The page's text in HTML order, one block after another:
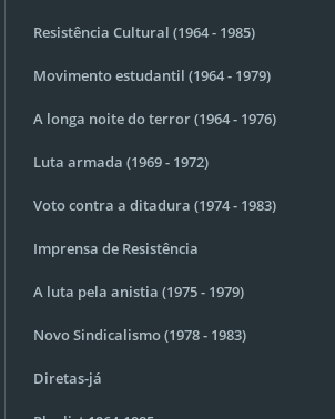
Resistência Cultural (1964 - 1985)
Movimento estudantil (1964 - 1979)
A longa noite do terror (1964 - 1976)
Luta armada (1969 - 1972)
Voto contra a ditadura (1974 - 1983)
Imprensa de Resistência
A luta pela anistia (1975 - 1979)
Novo Sindicalismo (1978 - 1983)
Diretas-já